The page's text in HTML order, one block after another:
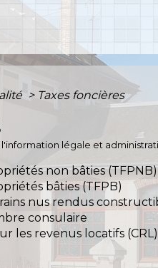
> Taxes foncières
légale et
non bâties (TFPNB)
bâties (TFPB)
nus rendus
consulaire
les revenus locatifs (CRL)